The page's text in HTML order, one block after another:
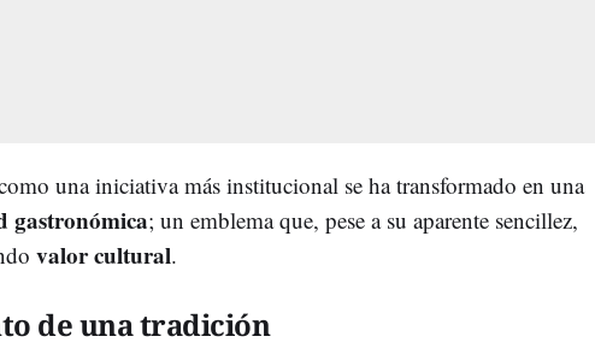
una iniciativa más institucional se ha transformado en una
gastronómica; un emblema que, pese a su aparente sencillez,
valor cultural.
de una tradición